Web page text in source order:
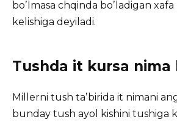
boʼlmasa chqinda boʼladigan
kelishiga deyiladi.
Tushda it kursa nima
Millerni tush taʼbirida it nimani
bunday tush ayol kishini tushiga